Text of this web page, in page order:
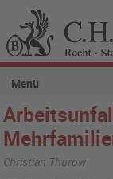
Menü
Christian Thurow